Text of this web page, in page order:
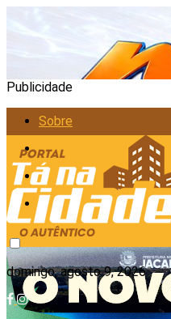
Publicidade
Sobre
Anunciar
Política de Privacidade
Contato
domingo, agosto 9, 2026